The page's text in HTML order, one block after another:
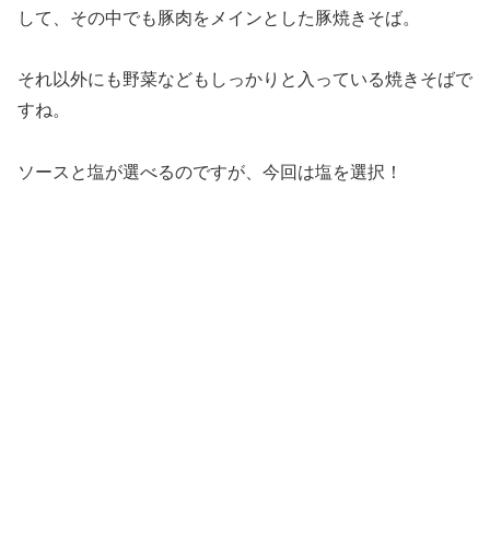
して、その中でも豚肉をメインとした豚焼きそば。
それ以外にも野菜などもしっかりと入っている焼きそばで
すね。
ソースと塩が選べるのですが、今回は塩を選択！